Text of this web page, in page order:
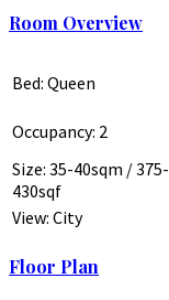
Room Overview
Bed: Queen
Occupancy: 2
Size: 35-40sqm / 375-
430sqf
View: City
Floor Plan